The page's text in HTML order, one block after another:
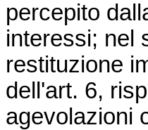
percepito
interessi; nel
restituzione
dell'art. 6,
agevolazioni